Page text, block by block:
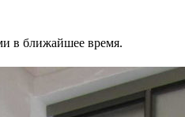
в ближайшее время.